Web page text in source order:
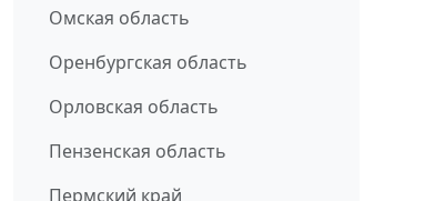
Омская область
Оренбургская область
Орловская область
Пензенская область
Пермский край